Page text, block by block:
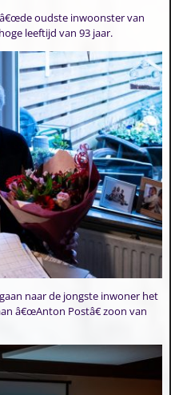
oudste inwoonster van
leeftijd van 93 jaar.
naar de jongste inwoner het
â€œAnton Postâ€ zoon van